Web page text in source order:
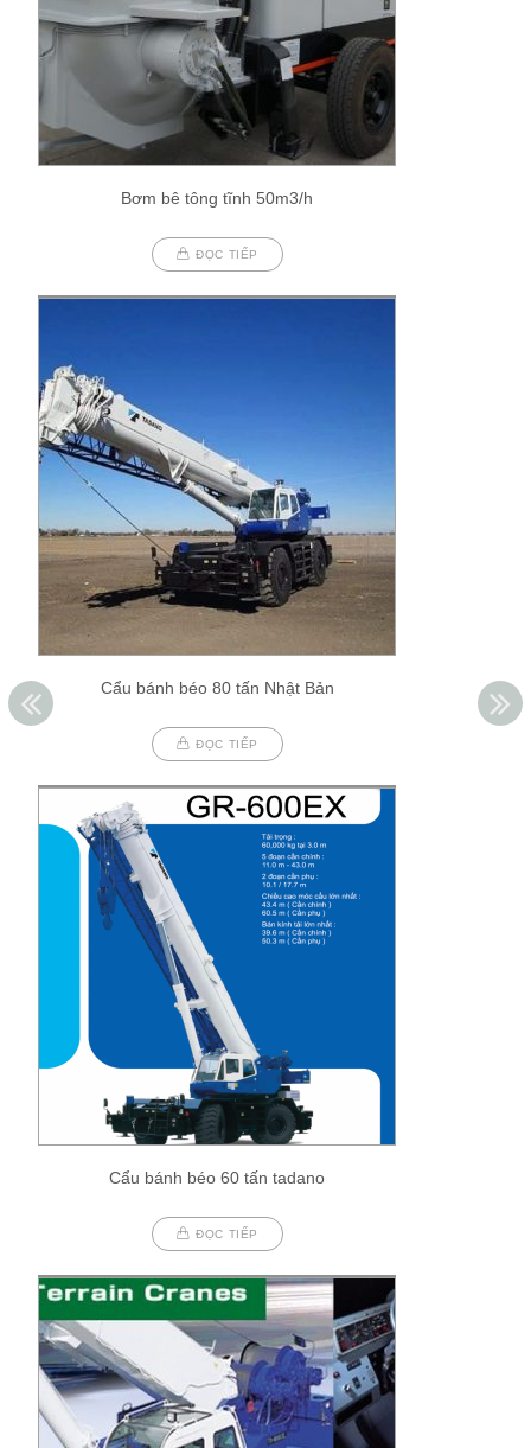
Bơm bê tông tĩnh 50m3/h
ĐỌC TIẾP
Cẩu bánh béo 80 tấn Nhật Bản
ĐỌC TIẾP
Cẩu bánh béo 60 tấn tadano
ĐỌC TIẾP